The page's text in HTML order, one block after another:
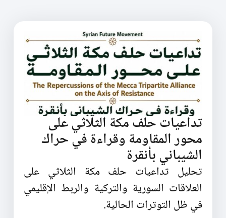
تداعيات حلف مكة الثلاثي على
محور المقاومة وقراءة في حراك
الشيباني بأنقرة
تحليل تداعيات حلف مكة الثلاثي على
العلاقات السورية والتركية والربط الإقليمي
في ظل التوترات الحالية.